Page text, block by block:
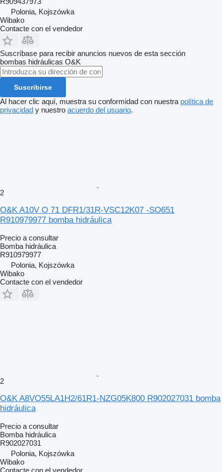
Polonia, Kojszówka
Wibako
Contacte con el vendedor
Suscríbase para recibir anuncios nuevos de esta sección
bombas hidráulicas O&K
Suscribirse
Al hacer clic aquí, muestra su conformidad con nuestra política de
privacidad y nuestro acuerdo del usuario.
2
O&K A10V O 71 DFR1/31R-VSC12K07 -SO651
R910979977 bomba hidráulica
Precio a consultar
Bomba hidráulica
R910979977
Polonia, Kojszówka
Wibako
Contacte con el vendedor
2
O&K A8VO55LA1H2/61R1-NZG05K800 R902027031 bomba
hidráulica
Precio a consultar
Bomba hidráulica
R902027031
Polonia, Kojszówka
Wibako